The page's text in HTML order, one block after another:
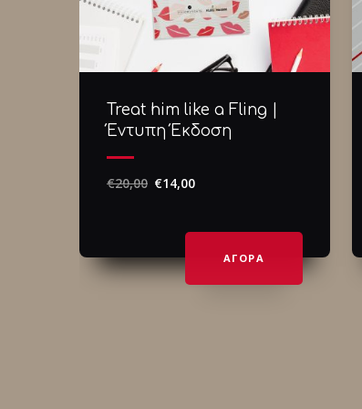
Treat him like a Fling |
Έντυπη Έκδοση
€20,00 €14,00
ΑΓΟΡΑ